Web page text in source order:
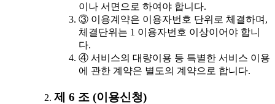
이나 서면으로 하여야 합니다.
③ 이용계약은 이용자번호 단위로 체결하며,
체결단위는 1 이용자번호 이상이어야 합니
다.
④ 서비스의 대량이용 등 특별한 서비스 이용
에 관한 계약은 별도의 계약으로 합니다.
제 6 조 (이용신청)